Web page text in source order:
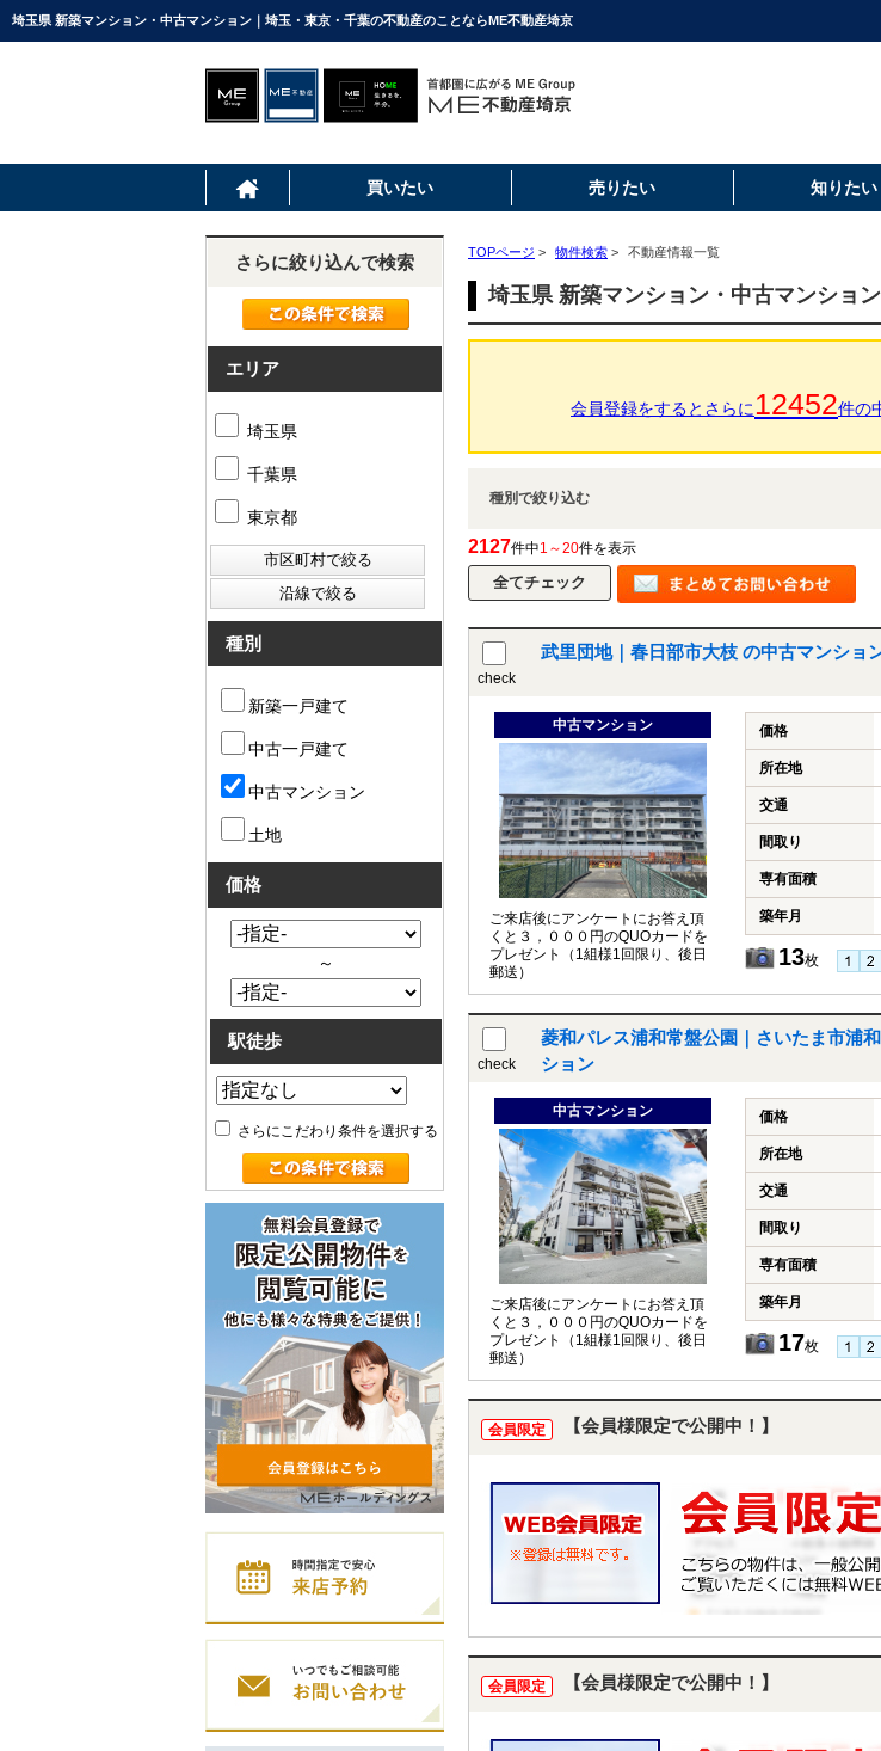
埼玉県 新築マンション・中古マンション｜埼玉・東京・千葉の不動産のことならME不動産埼京
買いたい 売りたい 知りたい
TOPページ > 物件検索 > 不動産情報一覧
埼玉県 新築マンション・中古マンショ
会員登録をするとさらに 12452件の
種別で絞り込む
2127件中1～20件を表示
check
武里団地｜春日部市大枝 の中古マンショ
中古マンション
ご来店後にアンケートにお答え頂
くと３，０００円のQUOカードを
プレゼント（1組様1回限り、後日
郵送）
価格
所在地
交通
間取り
専有面積
築年月
13枚
check
菱和パレス浦和常盤公園｜さいたま市浦
ション
中古マンション
ご来店後にアンケートにお答え頂
くと３，０００円のQUOカードを
プレゼント（1組様1回限り、後日
郵送）
価格
所在地
交通
間取り
専有面積
築年月
17枚
会員限定 【会員様限定で公開中！】
会員限定 【会員様限定で公開中！】
さらに絞り込んで検索
エリア
埼玉県
千葉県
東京都
種別
新築一戸建て
中古一戸建て
中古マンション
土地
価格
～
駅徒歩
さらにこだわり条件を選択する